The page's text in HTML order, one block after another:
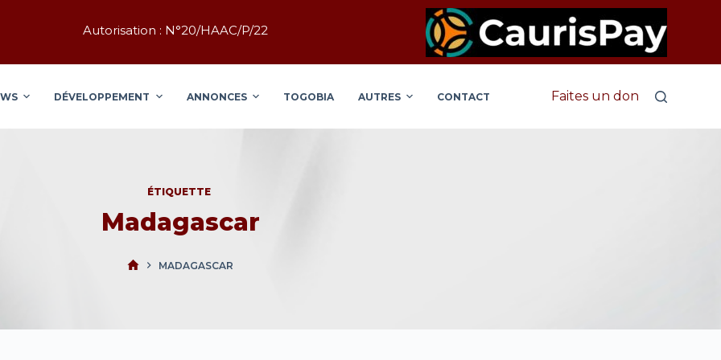
Autorisation : N°20/HAAC/P/22
DÉVELOPPEMENT ANNONCES TOGOBIA AUTRES CONTACT Faites un don
ÉTIQUETTE
Madagascar
MADAGASCAR